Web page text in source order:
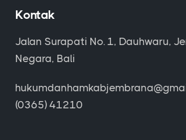
Kontak
Jalan Surapati No. 1, Dauhwaru,
Negara, Bali
(0365) 41210